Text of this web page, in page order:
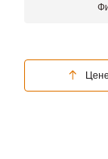
Цене